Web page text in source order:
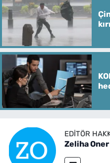
EDITÖR
Zeliha Oner